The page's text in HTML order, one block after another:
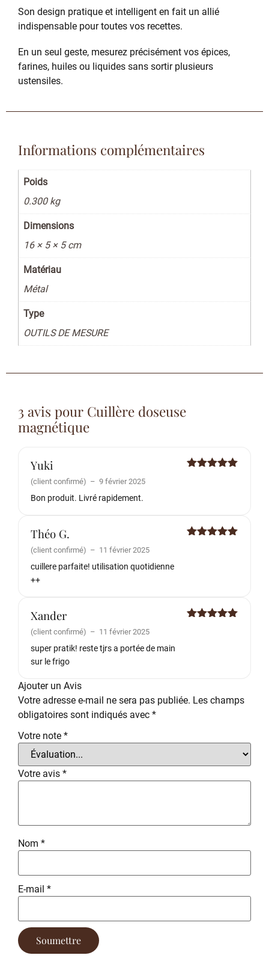
Son design pratique et intelligent en fait un allié
indispensable pour toutes vos recettes.
En un seul geste, mesurez précisément vos épices,
farines, huiles ou liquides sans sortir plusieurs
ustensiles.
Informations complémentaires
Poids
0.300 kg
Dimensions
16 × 5 × 5 cm
Matériau
Métal
Type
OUTILS DE MESURE
3 avis pour Cuillère doseuse
magnétique
Yuki
(client confirmé) – 9 février 2025
Bon produit. Livré rapidement.
Théo G.
(client confirmé) – 11 février 2025
cuillere parfaite! utilisation quotidienne
++
Xander
(client confirmé) – 11 février 2025
super pratik! reste tjrs a portée de main
sur le frigo
Ajouter un Avis
Votre adresse e-mail ne sera pas publiée. Les champs
obligatoires sont indiqués avec *
Votre note *
Votre avis *
Nom *
E-mail *